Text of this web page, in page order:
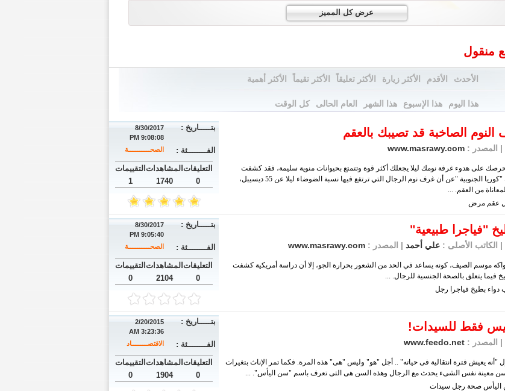
عرض كل المميز
منقول
الأحدث الأقدم الأكثر زيارة الأكثر تعليقاً الأكثر تقيماً الأكثر أهمية
هذا اليوم هذا الإسبوع هذا الشهر العام الحالى كل الوقت
بتـــــاريخ :
8/30/2017
9:08:08 PM
الفــــــــئة : الصحــــــــــــة
التعليقات المشاهدات التقييمات
0
1740
1
الصاخبة قد تصيبك بالعقم
| المصدر : www.masrawy.com
على هدوء غرفة نومك ليلا يجعلك أكثر قوة وتتمتع بحيوانات منوية سليمة، فقد كشفت
دراسة أجريت بجامعة "كوريا الجنوبية "عن أن غرف نوم الرجال التي ترتفع فيها نسبة الضوضاء ليلا عن 55 ديسيبل،
من العقم. ...
عقم مرض
بتـــــاريخ :
8/30/2017
9:05:40 PM
الفــــــــئة : الصحــــــــــــة
التعليقات المشاهدات التقييمات
0
2104
0
"فياجرا طبيعية"
| الكاتب الأصلى : علي أحمد | المصدر : www.masrawy.com
موسم الصيف، كونه يساعد في الحد من الشعور بحرارة الجو، إلا أن دراسة أمريكية كشفت
فيما يتعلق بالصحة الجنسية للرجال. ...
دواء بطيخ فياجرا رجل
بتـــــاريخ :
2/20/2015
3:23:36 AM
الفــــــــئة : الاقتصـــــــــاد
التعليقات المشاهدات التقييمات
0
1904
0
فقط للسيدات!
| المصدر : www.feedo.net
"أنه يعيش فترة انتقالية فى حياته" .. أجل "هو" وليس "هى" هذه المرة. فكما تمر الإناث بتغيرات
سن معينة نفس الشىء يحدث مع الرجال وهذه السن هى التى تعرف باسم "سن اليأس". ...
اليأس صحة رجل سيدات